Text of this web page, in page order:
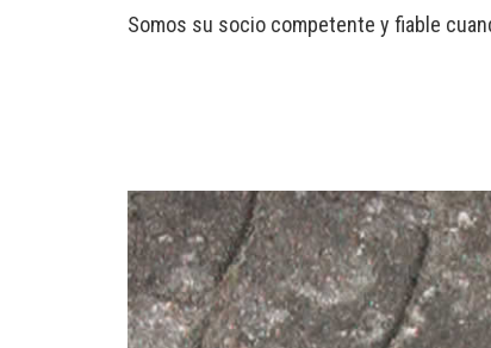
Somos su socio competente y fiable